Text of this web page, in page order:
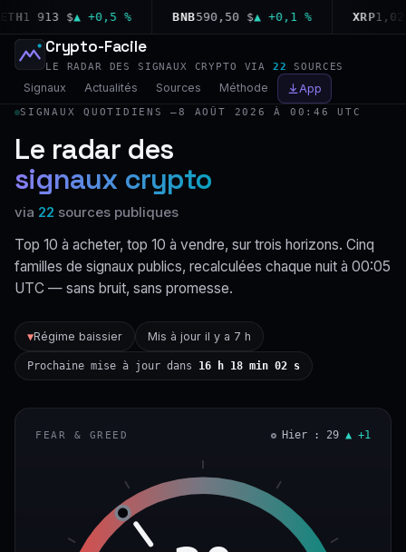
1 913 $▲ +0,5 % BNB590,50 $▲ +0,1 % XRP1,02 $
Crypto-Facile
LE RADAR DES SIGNAUX CRYPTO VIA 22 SOURCES
Signaux Actualités Sources Méthode App
SIGNAUX QUOTIDIENS —8 AOÛT 2026 À 00:46 UTC
Le radar des
signaux crypto
via 22 sources publiques
Top 10 à acheter, top 10 à vendre, sur trois horizons. Cinq
familles de signaux publics, recalculées chaque nuit à 00:05
UTC — sans bruit, sans promesse.
▼Régime baissier Mis à jour il y a 7 h
Prochaine mise à jour dans 16 h 18 min 02 s
FEAR & GREED Hier : 29 ▲ +1